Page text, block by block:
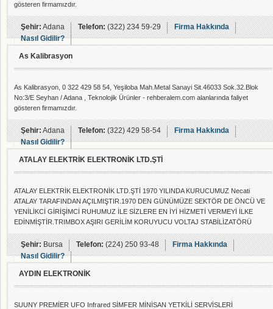
gösteren firmamızdır.
Şehir:Adana Telefon:(322) 234 59-29
Firma Hakkında
Nasıl Gidilir?
As Kalibrasyon
As Kalibrasyon, 0 322 429 58 54, Yeşiloba Mah.Metal Sanayi Sit.46033 Sok.32.Blok
No:3/E Seyhan / Adana , Teknolojik Ürünler - rehberalem.com alanlarında faliyet
gösteren firmamızdır.
Şehir:Adana Telefon:(322) 429 58-54
Firma Hakkında
Nasıl Gidilir?
ATALAY ELEKTRİK ELEKTRONİK LTD.ŞTİ
ATALAY ELEKTRİK ELEKTRONİK LTD.ŞTİ 1970 YILINDA KURUCUMUZ Necati
ATALAY TARAFINDAN AÇILMIŞTIR.1970 DEN GÜNÜMÜZE SEKTÖR DE ÖNCÜ VE
YENİLİKCİ GİRİŞİMCİ RUHUMUZ İLE SİZLERE EN İYİ HİZMETİ VERMEYİ İLKE
EDİNMİŞTİR.TRIMBOX AŞIRI GERİLİM KORUYUCU VOLTAJ STABİLİZATÖRÜ
BURSA BÖLGE ANA BAYİİ ATALAY ELEKTRİK ELEKTRONİK LTD.ŞTİ
Şehir:Bursa Telefon:(224) 250 93-48
Firma Hakkında
Nasıl Gidilir?
AYDIN ELEKTRONİK
SUUNY PREMİER UFO Infrared SİMFER MİNİSAN YETKİLİ SERVİSLERİ